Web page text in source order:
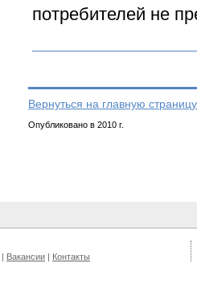
потребителей не
Вернуться на главную
Опубликовано в 2010 г.
| Вакансии | Контакты